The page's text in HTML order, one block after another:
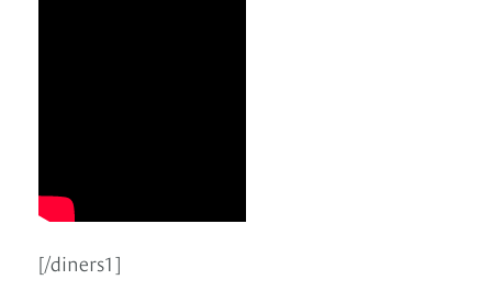
[/diners1]